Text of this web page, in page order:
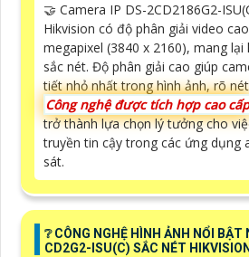
🤝 Camera IP DS-2CD2186G2-
Hikvision có độ phân giải video
megapixel (3840 x 2160), mang lại
sắc nét. Độ phân giải cao giúp
tiết nhỏ nhất trong hình ảnh, rõ
Công nghệ được tích hợp cao cấp
trở thành lựa chọn lý tưởng cho
truyền tin cậy trong các ứng dụng
sát.
❔ CÔNG NGHỆ HÌNH ẢNH NỔI
CD2G2-ISU(C) SẮC NÉT